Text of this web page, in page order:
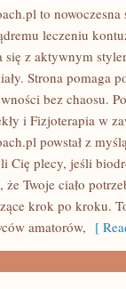
to
leczeniu
się z aktywnym
Strona pomaga
bez chaosu.
i Fizjoterapia w
powstał z
Cię plecy, jeśli
że Twoje ciało
krok po kroku.
amatorów, [